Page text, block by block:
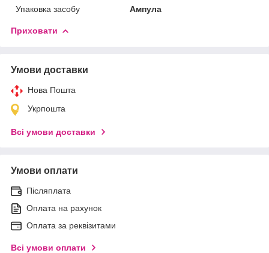
Упаковка засобу
Ампула
Приховати
Умови доставки
Нова Пошта
Укрпошта
Всі умови доставки
Умови оплати
Післяплата
Оплата на рахунок
Оплата за реквізитами
Всі умови оплати